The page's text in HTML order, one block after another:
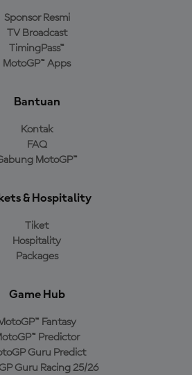
Sponsor Resmi
TV Broadcast
TimingPass™
MotoGP™ Apps
Bantuan
Kontak
FAQ
MotoGP™
& Hospitality
Tiket
Hospitality
Packages
Game Hub
Fantasy
Predictor
Guru Predict
Guru Racing 25/26